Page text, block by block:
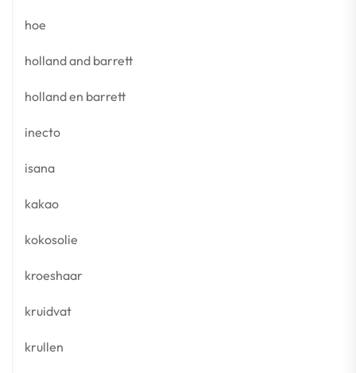
hoe
holland and barrett
holland en barrett
inecto
isana
kakao
kokosolie
kroeshaar
kruidvat
krullen